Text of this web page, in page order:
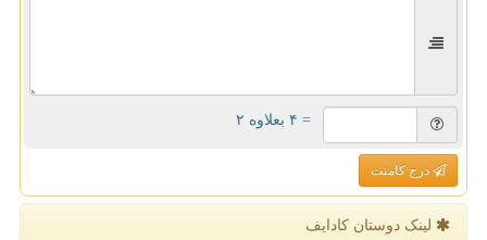
= ۴ بعلاوه ۲
درج کامنت
لینک دوستان كادایف